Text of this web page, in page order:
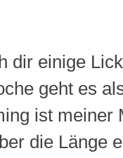
dir einige
geht es
ist meiner
die Länge